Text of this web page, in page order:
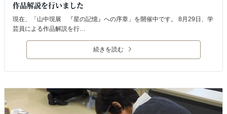
作品解説を行いました
現在、「山中現展 『星の記憶』への序章」を開催中です。 8月29日、学
芸員による作品解説を行…
続きを読む